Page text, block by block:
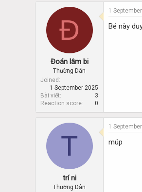
Đ
Đoán lâm bi
Thường Dân
Joined
1 September 2025
Bài viết
3
Reaction score
0
1
Bé này
T
trí ni
Thường Dân
1
múp